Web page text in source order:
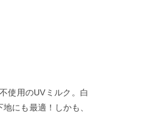
使用のUVミルク。白
にも最適！しかも、